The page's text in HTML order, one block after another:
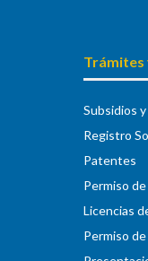
Trámites
Subsidios
Registro
Patentes
Permiso
Licencias
Permiso